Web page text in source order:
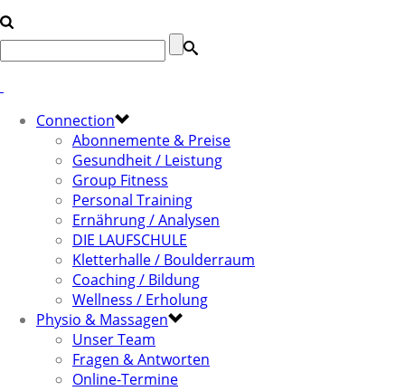
Connection
Abonnemente & Preise
Gesundheit / Leistung
Group Fitness
Personal Training
Ernährung / Analysen
DIE LAUFSCHULE
Kletterhalle / Boulderraum
Coaching / Bildung
Wellness / Erholung
Physio & Massagen
Unser Team
Fragen & Antworten
Online-Termine